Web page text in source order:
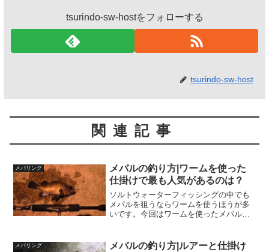
tsurindo-sw-hostをフォローする
tsurindo-sw-host
関連記事
メバリング
メバルの釣り方|ワームを使った
仕掛けで最も人気があるのは？
ソルトウォーターフィッシングの中でも
メバルを狙うならワームを使うほうが多
いです。今回はワームを使ったメバルの
メバリング
メバルの釣り方|ルアーと仕掛け